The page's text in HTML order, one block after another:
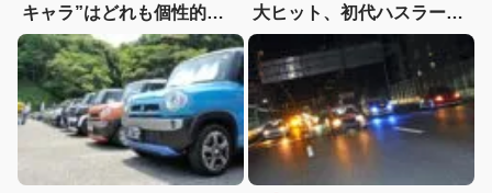
キャラ”はどれも個性的！
【ハスラーカスタム】
大ヒット、初代ハスラーの
魅力が詰まった熱いカスタ
ムミーティング